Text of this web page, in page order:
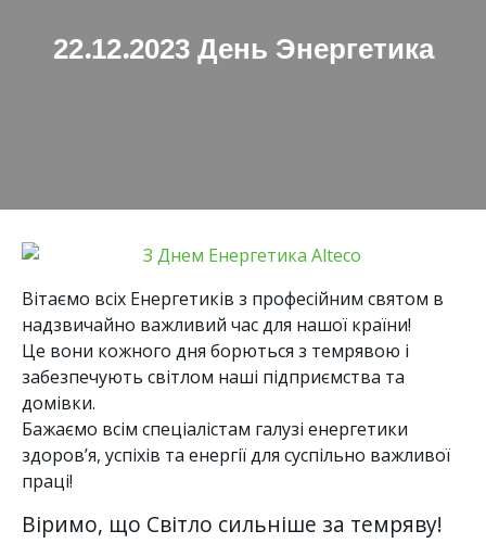
22.12.2023 День Энергетика
Вітаємо всіх Енергетиків з професійним святом в
надзвичайно важливий час для нашої країни!
Це вони кожного дня борються з темрявою і
забезпечують світлом наші підприємства та
домівки.
Бажаємо всім спеціалістам галузі енергетики
здоров’я, успіхів та енергії для суспільно важливої
праці!
Віримо, що Світло сильніше за темряву!